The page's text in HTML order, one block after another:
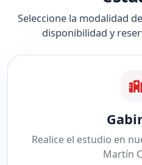
Seleccione la modalidad
disponibilidad y
Realice el estudio en
Martín